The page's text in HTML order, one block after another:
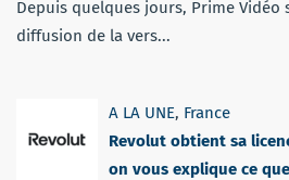
Depuis quelques jours, Prime Vidéo
diffusion de la vers...
A LA UNE, France
Revolut obtient sa
on vous explique ce